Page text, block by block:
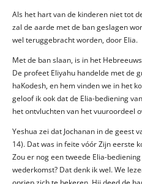
Als het hart van de kinderen niet tot
zal de aarde met de ban geslagen
wel teruggebracht worden, door Elia.
De profeet Eliyahu handelde met de
haKodesh, en hem vinden we in het
geloof ik ook dat de Elia-bediening
het ontvluchten van het vuuroordeel
Yeshua zei dat Jochanan in de geest
14). Dat was in feite vóór Zijn eerste
Zou er nog een tweede Elia-
wederkomst? Dat denk ik wel. We